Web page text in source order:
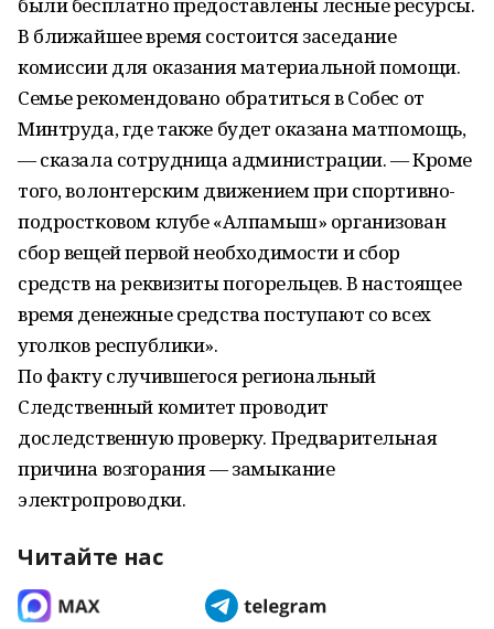
В ближайшее время состоится заседание
комиссии для оказания материальной помощи.
Семье рекомендовано обратиться в Собес от
Минтруда, где также будет оказана матпомощь,
— сказала сотрудница администрации. — Кроме
того, волонтерским движением при спортивно-
подростковом клубе «Алпамыш» организован
сбор вещей первой необходимости и сбор
средств на реквизиты погорельцев. В настоящее
время денежные средства поступают со всех
уголков республики».
По факту случившегося региональный
Следственный комитет проводит
доследственную проверку. Предварительная
причина возгорания — замыкание
электропроводки.
Читайте нас